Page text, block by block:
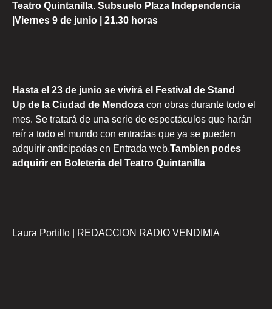
Teatro Quintanilla. Subsuelo Plaza Independencia
|Viernes 9 de junio | 21.30 horas
Hasta el 23 de junio se vivirá el Festival de Stand
Up de la Ciudad de Mendoza con obras durante todo el
mes. Se tratará de una serie de espectáculos que harán
reír a todo el mundo con entradas que ya se pueden
adquirir anticipadas en Entrada web.Tambien podes
adquirir en Boleteria del Teatro Quintanilla
Laura Portillo | REDACCION RADIO VENDIMIA